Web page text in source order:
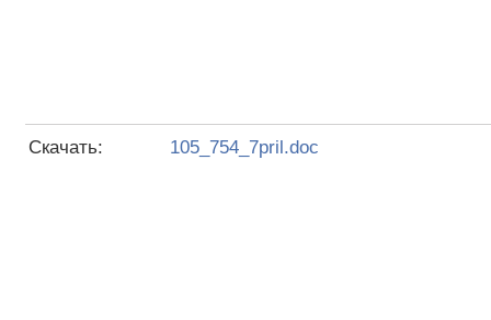
Скачать: 105_754_7pril.doc